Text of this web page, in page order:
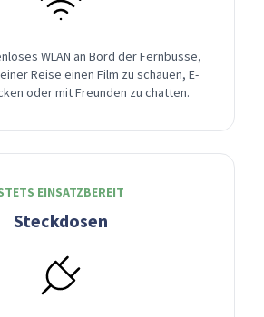
WLAN an Bord der Fernbusse,
Reise einen Film zu schauen, E-
oder mit Freunden zu chatten.
EINSATZBEREIT
Steckdosen